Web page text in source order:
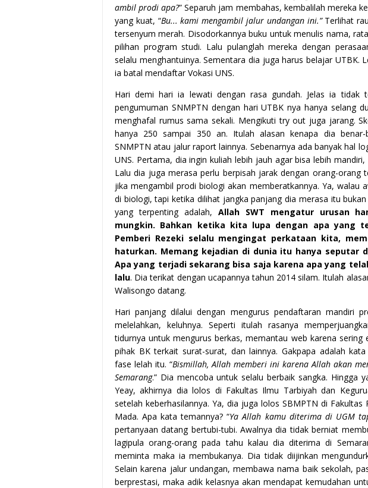
ambil prodi apa?” Separuh jam membahas, kembalilah mereka
yang kuat, “Bu... kami mengambil jalur undangan ini.”Terlihat
tersenyum merah. Disodorkannya buku untuk menulis nama,
pilihan program studi. Lalu pulanglah mereka dengan
selalu menghantuinya. Sementara dia juga harus belajar UTBK.
ia batal mendaftar Vokasi UNS.
Hari demi hari ia lewati dengan rasa gundah. Jelas ia tidak
pengumuman SNMPTN dengan hari UTBK nya hanya selang
menghafal rumus sama sekali. Mengikuti try out juga jarang.
hanya 250 sampai 350 an. Itulah alasan kenapa dia benar-
SNMPTN atau jalur raport lainnya. Sebenarnya ada banyak hal
UNS. Pertama, dia ingin kuliah lebih jauh agar bisa lebih
Lalu dia juga merasa perlu berpisah jarak dengan orang-orang
jika mengambil prodi biologi akan memberatkannya. Ya, walau
di biologi, tapi ketika dilihat jangka panjang dia merasa itu
yang terpenting adalah, Allah SWT mengatur urusan
mungkin. Bahkan ketika kita lupa dengan apa yang
Pemberi Rezeki selalu mengingat perkataan kita,
haturkan. Memang kejadian di dunia itu hanya seputar
Apa yang terjadi sekarang bisa saja karena apa yang
lalu. Dia terikat dengan ucapannya tahun 2014 silam. Itulah
Walisongo datang.
Hari panjang dilalui dengan mengurus pendaftaran mandiri
melelahkan, keluhnya. Seperti itulah rasanya
tidurnya untuk mengurus berkas, memantau web karena sering
pihak BK terkait surat-surat, dan lainnya. Gakpapa adalah
fase lelah itu. “Bismillah, Allah memberi ini karena Allah akan
Semarang.” Dia mencoba untuk selalu berbaik sangka. Hingga
Yeay, akhirnya dia lolos di Fakultas Ilmu Tarbiyah dan
setelah keberhasilannya. Ya, dia juga lolos SBMPTN di Fakultas
Mada. Apa kata temannya? “Ya Allah kamu diterima di UGM
pertanyaan datang bertubi-tubi. Awalnya dia tidak berniat
lagipula orang-orang pada tahu kalau dia diterima di
meminta maka ia membukanya. Dia tidak diijinkan
Selain karena jalur undangan, membawa nama baik sekolah,
berprestasi, maka adik kelasnya akan mendapat kemudahan